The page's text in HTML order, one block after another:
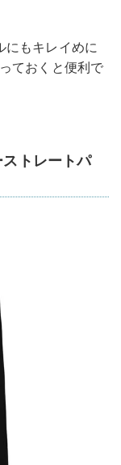
にもキレイめに
ておくと便利で
トレートパ